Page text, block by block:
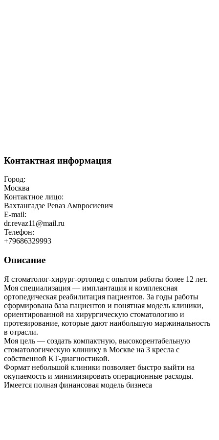
Контактная информация
Город:
Москва
Контактное лицо:
Вахтангадзе Реваз Амвросиевич
E-mail:
dr.revaz11@mail.ru
Телефон:
+79686329993
Описание
Я стоматолог-хирург-ортопед с опытом работы более 12 лет.
Моя специализация — имплантация и комплексная
ортопедическая реабилитация пациентов. За годы работы
сформирована база пациентов и понятная модель клиники,
ориентированной на хирургическую стоматологию и
протезирование, которые дают наибольшую маржинальность
в отрасли.
Моя цель — создать компактную, высокорентабельную
стоматологическую клинику в Москве на 3 кресла с
собственной КТ-диагностикой.
Формат небольшой клиники позволяет быстро выйти на
окупаемость и минимизировать операционные расходы.
Имеется полная финансовая модель бизнеса